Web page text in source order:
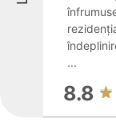
...
8.8